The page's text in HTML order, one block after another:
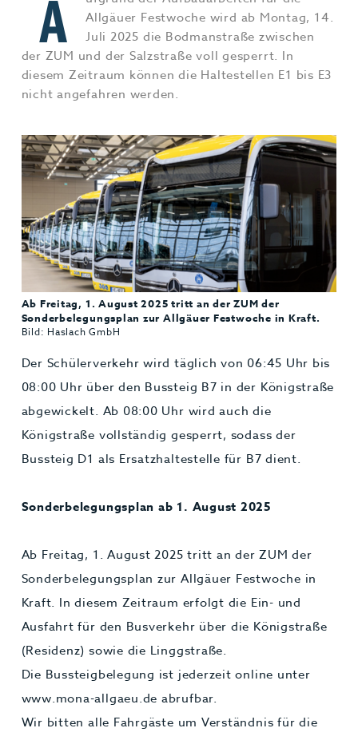
Jobs & Karriere
MEHR+
A
Allgäuer Festwoche wird ab Montag, 14.
Juli 2025 die Bodmanstraße zwischen
der ZUM und der Salzstraße voll gesperrt. In
diesem Zeitraum können die Haltestellen E1 bis E3
nicht angefahren werden.
Ab Freitag, 1. August 2025 tritt an der ZUM der
Sonderbelegungsplan zur Allgäuer Festwoche in Kraft.
Bild: Haslach GmbH
Der Schülerverkehr wird täglich von 06:45 Uhr bis
08:00 Uhr über den Bussteig B7 in der Königstraße
abgewickelt. Ab 08:00 Uhr wird auch die
Königstraße vollständig gesperrt, sodass der
Bussteig D1 als Ersatzhaltestelle für B7 dient.
Sonderbelegungsplan ab 1. August 2025
Ab Freitag, 1. August 2025 tritt an der ZUM der
Sonderbelegungsplan zur Allgäuer Festwoche in
Kraft. In diesem Zeitraum erfolgt die Ein- und
Ausfahrt für den Busverkehr über die Königstraße
(Residenz) sowie die Linggstraße.
Die Bussteigbelegung ist jederzeit online unter
www.mona-allgaeu.de abrufbar.
Wir bitten alle Fahrgäste um Verständnis für die